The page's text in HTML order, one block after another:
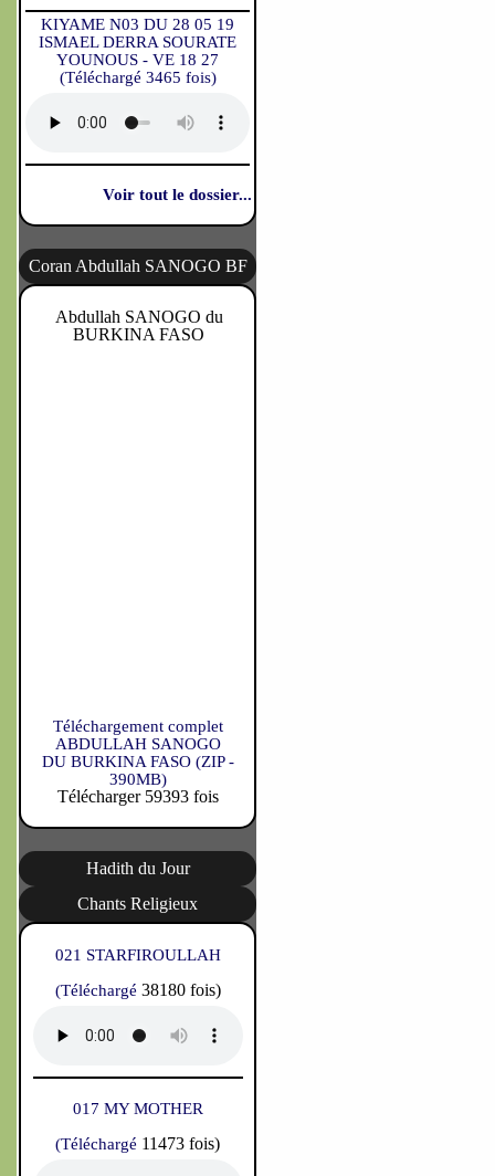
KIYAME N03 DU 28 05 19
ISMAEL DERRA SOURATE
YOUNOUS - VE 18 27
(Téléchargé 3465 fois)
Voir tout le dossier...
Coran Abdullah SANOGO BF
Abdullah SANOGO du
BURKINA FASO
Téléchargement complet
ABDULLAH SANOGO
DU BURKINA FASO (ZIP -
390MB)
Télécharger 59393 fois
Hadith du Jour
Chants Religieux
021 STARFIROULLAH
(Téléchargé 38180 fois)
017 MY MOTHER
(Téléchargé 11473 fois)